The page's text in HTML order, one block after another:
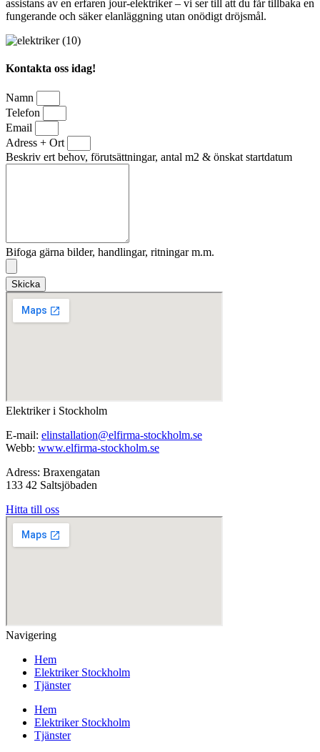
assistans av en erfaren jour-elektriker – vi ser till att du får tillbaka en
fungerande och säker elanläggning utan onödigt dröjsmål.
Kontakta oss idag!
Namn
Telefon
Email
Adress + Ort
Beskriv ert behov, förutsättningar, antal m2 & önskat startdatum
Bifoga gärna bilder, handlingar, ritningar m.m.
Skicka
Elektriker i Stockholm
E-mail: elinstallation@elfirma-stockholm.se
Webb: www.elfirma-stockholm.se
Adress: Braxengatan
133 42 Saltsjöbaden
Hitta till oss
Navigering
Hem
Elektriker Stockholm
Tjänster
Hem
Elektriker Stockholm
Tjänster